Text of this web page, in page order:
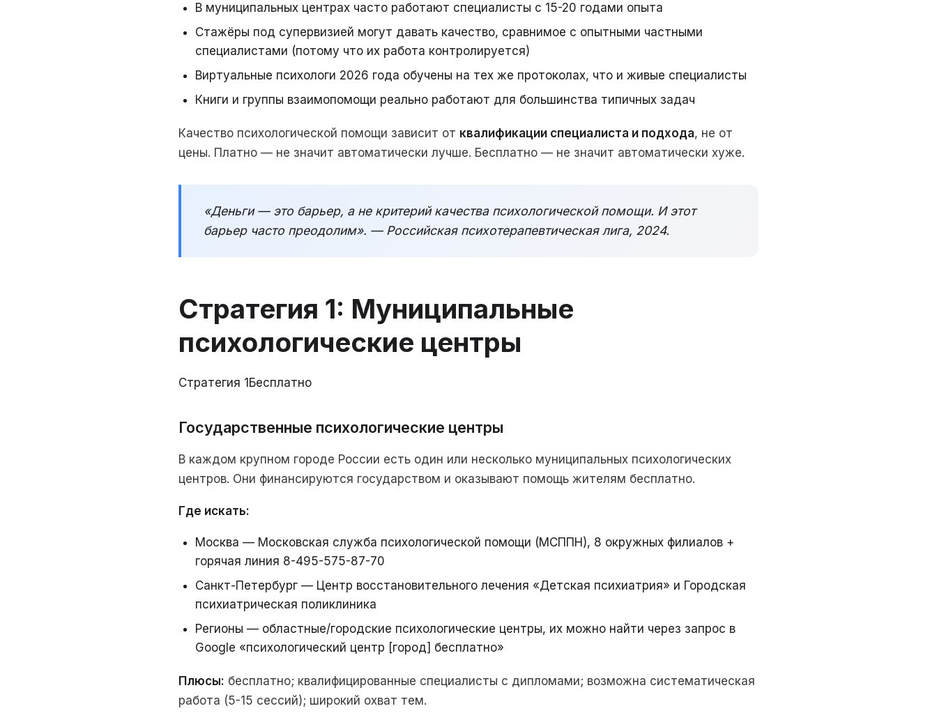
В муниципальных центрах часто работают специалисты с 15-20 годами опыта
Стажёры под супервизией могут давать качество, сравнимое с опытными частными
специалистами (потому что их работа контролируется)
Виртуальные психологи 2026 года обучены на тех же протоколах, что и живые специалисты
Книги и группы взаимопомощи реально работают для большинства типичных задач
Качество психологической помощи зависит от квалификации специалиста и подхода, не от
цены. Платно — не значит автоматически лучше. Бесплатно — не значит автоматически хуже.
«Деньги — это барьер, а не критерий качества психологической помощи. И этот
барьер часто преодолим». — Российская психотерапевтическая лига, 2024.
Стратегия 1: Муниципальные
психологические центры
Стратегия 1 Бесплатно
Государственные психологические центры
В каждом крупном городе России есть один или несколько муниципальных психологических
центров. Они финансируются государством и оказывают помощь жителям бесплатно.
Где искать:
Москва — Московская служба психологической помощи (МСППН), 8 окружных филиалов +
горячая линия 8-495-575-87-70
Санкт-Петербург — Центр восстановительного лечения «Детская психиатрия» и Городская
психиатрическая поликлиника
Регионы — областные/городские психологические центры, их можно найти через запрос в
Google «психологический центр [город] бесплатно»
Плюсы: бесплатно; квалифицированные специалисты с дипломами; возможна систематическая
работа (5-15 сессий); широкий охват тем.